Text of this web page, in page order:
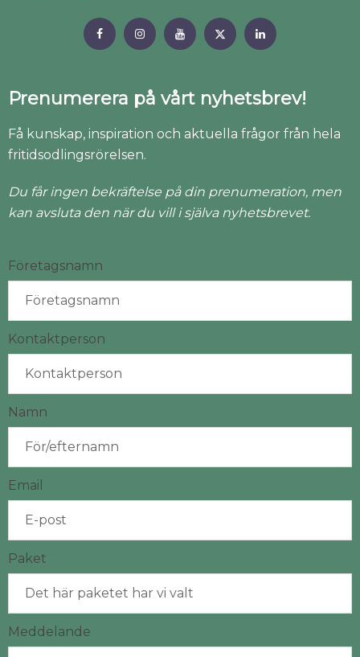
Prenumerera på vårt nyhetsbrev!
Få kunskap, inspiration och aktuella frågor från hela
fritidsodlingsrörelsen.
Du får ingen bekräftelse på din prenumeration, men
kan avsluta den när du vill i själva nyhetsbrevet.
Företagsnamn
Kontaktperson
Namn
Email
Paket
Meddelande